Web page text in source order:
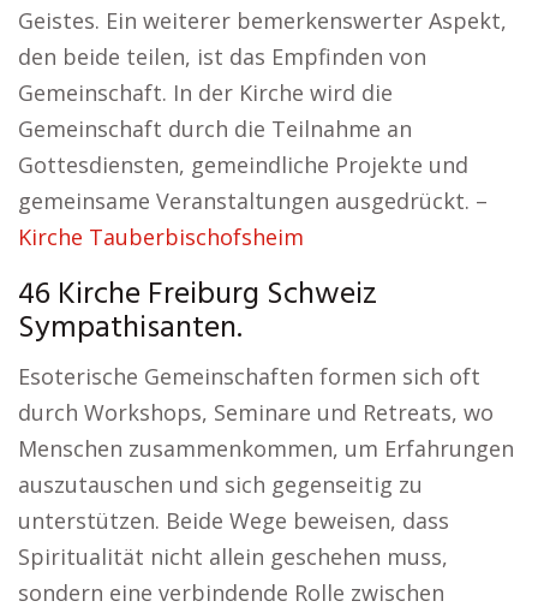
Geistes. Ein weiterer bemerkenswerter Aspekt,
den beide teilen, ist das Empfinden von
Gemeinschaft. In der Kirche wird die
Gemeinschaft durch die Teilnahme an
Gottesdiensten, gemeindliche Projekte und
gemeinsame Veranstaltungen ausgedrückt. –
Kirche Tauberbischofsheim
46 Kirche Freiburg Schweiz
Sympathisanten.
Esoterische Gemeinschaften formen sich oft
durch Workshops, Seminare und Retreats, wo
Menschen zusammenkommen, um Erfahrungen
auszutauschen und sich gegenseitig zu
unterstützen. Beide Wege beweisen, dass
Spiritualität nicht allein geschehen muss,
sondern eine verbindende Rolle zwischen